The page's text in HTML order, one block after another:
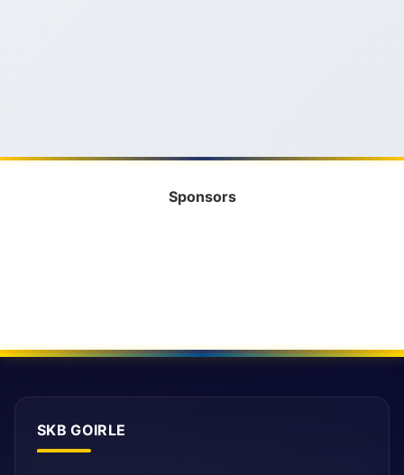
Sponsors
SKB GOIRLE